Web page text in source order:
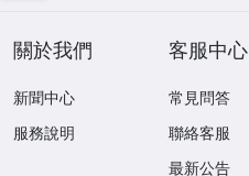
關於我們
新聞中心
服務說明
客服中心
常見問答
聯絡客服
最新公告